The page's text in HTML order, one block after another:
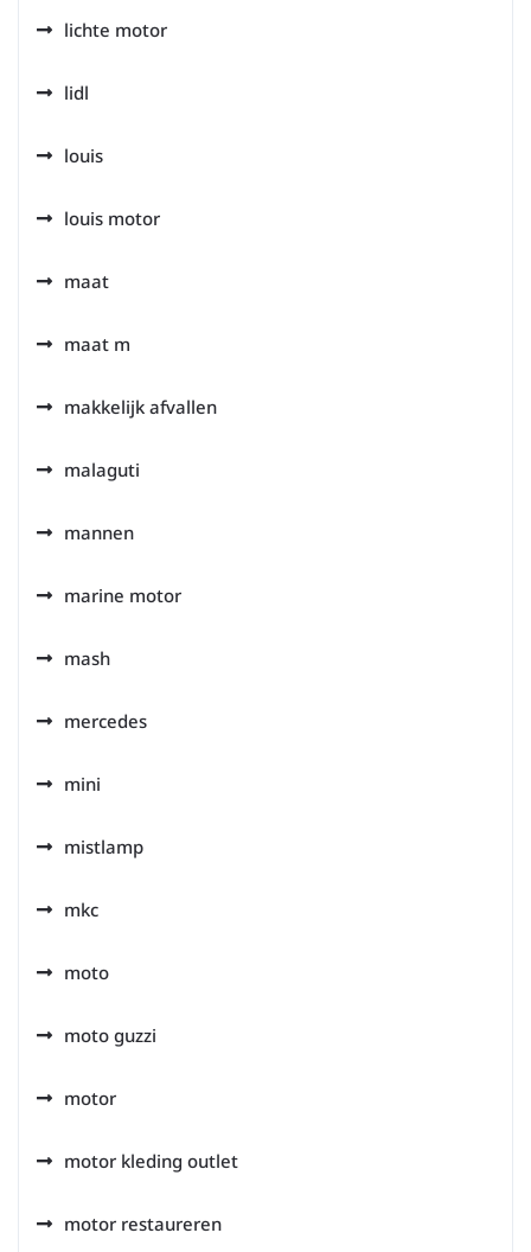
lichte motor
lidl
louis
louis motor
maat
maat m
makkelijk afvallen
malaguti
mannen
marine motor
mash
mercedes
mini
mistlamp
mkc
moto
moto guzzi
motor
motor kleding outlet
motor restaureren